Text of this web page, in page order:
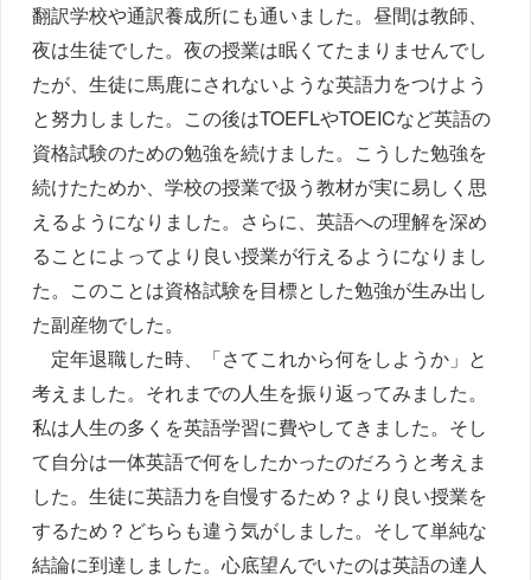
翻訳学校や通訳養成所にも通いました。昼間は教師、
夜は生徒でした。夜の授業は眠くてたまりませんでし
たが、生徒に馬鹿にされないような英語力をつけよう
と努力しました。この後はTOEFLやTOEICなど英語の
資格試験のための勉強を続けました。こうした勉強を
続けたためか、学校の授業で扱う教材が実に易しく思
えるようになりました。さらに、英語への理解を深め
ることによってより良い授業が行えるようになりまし
た。このことは資格試験を目標とした勉強が生み出し
た副産物でした。
定年退職した時、「さてこれから何をしようか」と
考えました。それまでの人生を振り返ってみました。
私は人生の多くを英語学習に費やしてきました。そし
て自分は一体英語で何をしたかったのだろうと考えま
した。生徒に英語力を自慢するため？より良い授業を
するため？どちらも違う気がしました。そして単純な
結論に到達しました。心底望んでいたのは英語の達人